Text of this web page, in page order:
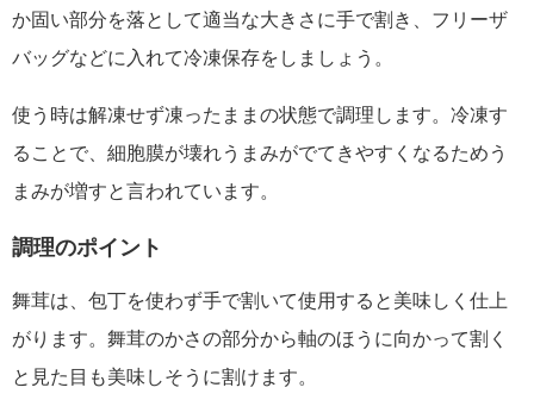
か固い部分を落として適当な大きさに手で割き、フリーザ
バッグなどに入れて冷凍保存をしましょう。
使う時は解凍せず凍ったままの状態で調理します。冷凍す
ることで、細胞膜が壊れうまみがでてきやすくなるためう
まみが増すと言われています。
調理のポイント
舞茸は、包丁を使わず手で割いて使用すると美味しく仕上
がります。舞茸のかさの部分から軸のほうに向かって割く
と見た目も美味しそうに割けます。